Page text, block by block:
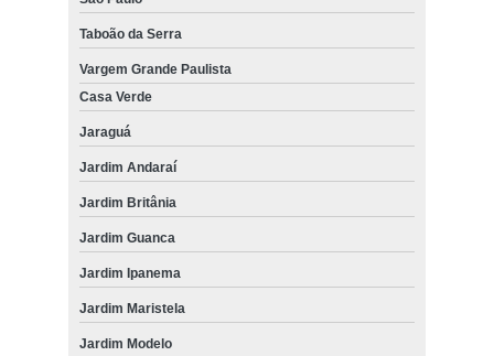
Taboão da Serra
Vargem Grande Paulista
Casa Verde
Jaraguá
Jardim Andaraí
Jardim Britânia
Jardim Guanca
Jardim Ipanema
Jardim Maristela
Jardim Modelo